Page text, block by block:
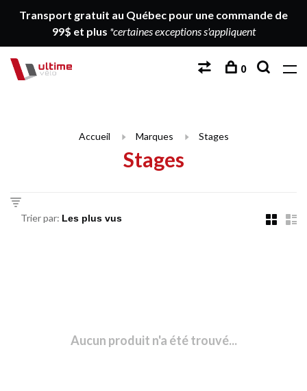
Transport gratuit au Québec pour une commande de
99$ et plus *certaines exceptions s'appliquent
0
Accueil Marques Stages
Stages
Trier par:
Aucun produit n'a été trouvé...